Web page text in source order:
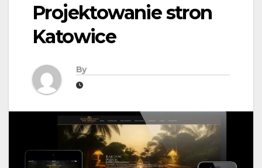
Projektowanie stron
Katowice
By